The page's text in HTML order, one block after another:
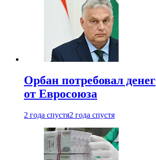
Орбан потребовал денег
от Евросоюза
2 года спустя2 года спустя